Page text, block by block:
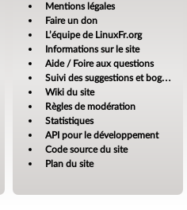
Mentions légales
Faire un don
L’équipe de LinuxFr.org
Informations sur le site
Aide / Foire aux questions
Suivi des suggestions et bogues
Wiki du site
Règles de modération
Statistiques
API pour le développement
Code source du site
Plan du site